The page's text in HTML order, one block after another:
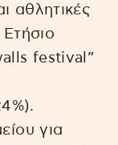
αθλητικές
festival”
για